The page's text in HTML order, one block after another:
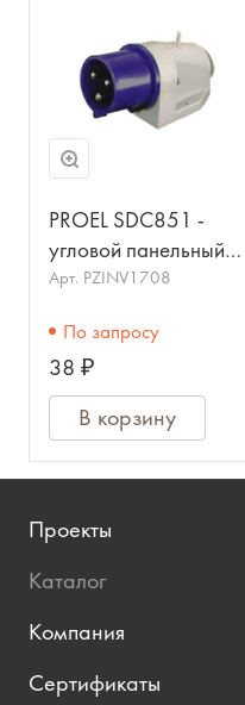
PROEL SDC851 -
угловой панельный
разъем, 32А (папа),
Арт. PZINV1708
По запросу
38 ₽
В корзину
Проекты
Каталог
Компания
Сертификаты